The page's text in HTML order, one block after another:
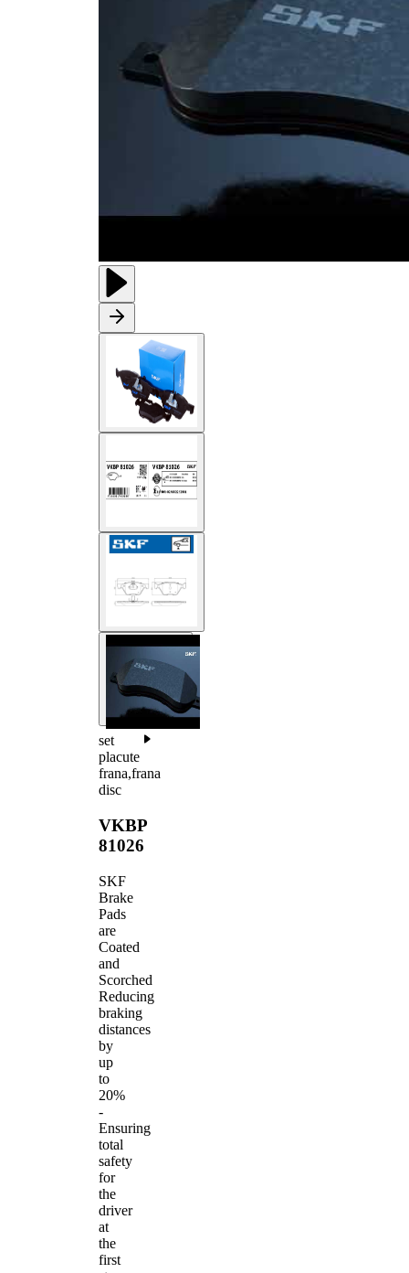
set
placute
frana,frana
disc
VKBP
81026
SKF
Brake
Pads
are
Coated
and
Scorched
Reducing
braking
distances
by
up
to
20%
-
Ensuring
total
safety
for
the
driver
at
the
first